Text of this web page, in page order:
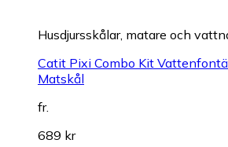
Husdjursskålar, matare och
Catit Pixi Combo Kit
Matskål
fr.
689 kr